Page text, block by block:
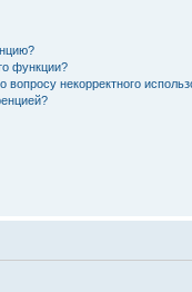
функции?
некорректного